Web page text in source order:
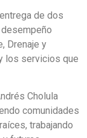
de dos
Drenaje y
los servicios que
Cholula
comunidades
trabajando